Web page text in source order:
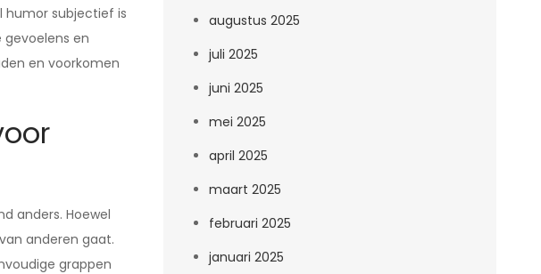
humor subjectief is
en
en voorkomen
anders. Hoewel
anderen gaat.
grappen
augustus 2025
juli 2025
juni 2025
mei 2025
april 2025
maart 2025
februari 2025
januari 2025